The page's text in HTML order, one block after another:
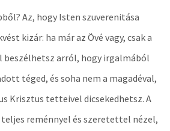
Az, hogy Isten szuverenitása
kizár: ha már az Övé vagy, csak a
arról, hogy irgalmából
téged, és soha nem a magadéval,
Krisztus tetteivel dicsekedhetsz. A
reménnyel és szeretettel nézel,